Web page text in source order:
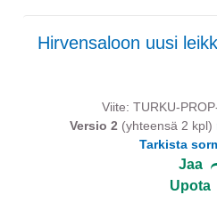
Hirvensaloon uusi
Viite: TURKU-
Versio 2 (yhteensä 2 kpl)
Tarkista
Jaa
Upota